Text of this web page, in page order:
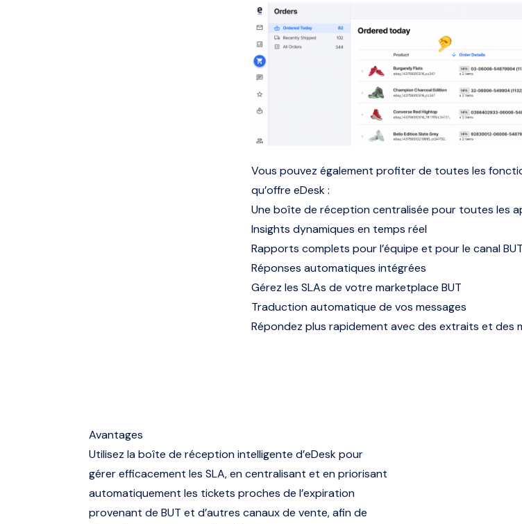
Vous pouvez également profiter de toutes les
qu’offre eDesk :
Une boîte de réception centralisée pour toutes les
Insights dynamiques en temps réel
Rapports complets pour l’équipe et pour le canal BUT
Réponses automatiques intégrées
Gérez les SLAs de votre marketplace BUT
Traduction automatique de vos messages
Répondez plus rapidement avec des extraits et des
Avantages
Utilisez la boîte de réception intelligente d’eDesk pour
gérer efficacement les SLA, en centralisant et en priorisant
automatiquement les tickets proches de l’expiration
provenant de BUT et d’autres canaux de vente, afin de